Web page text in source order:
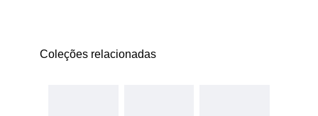
Coleções relacionadas